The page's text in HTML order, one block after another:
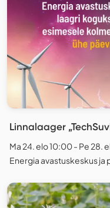
Linnalaager
Ma 24. elo 10:00 - Pe 28.
Energia avastuskeskus ja